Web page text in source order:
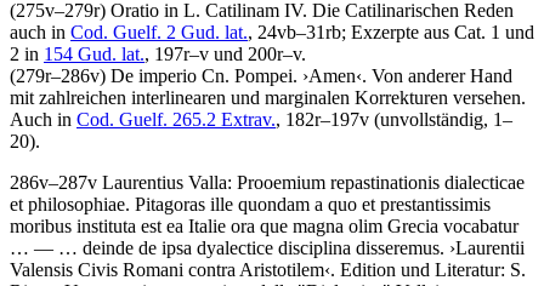
(275v–279r) Oratio in L. Catilinam IV. Die Catilinarischen Reden
auch in Cod. Guelf. 2 Gud. lat., 24vb–31rb; Exzerpte aus Cat. 1 und
2 in 154 Gud. lat., 197r–v und 200r–v.
(279r–286v) De imperio Cn. Pompei. ›Amen‹. Von anderer Hand
mit zahlreichen interlinearen und marginalen Korrekturen versehen.
Auch in Cod. Guelf. 265.2 Extrav., 182r–197v (unvollständig, 1–
20).
286v–287v Laurentius Valla: Prooemium repastinationis dialecticae
et philosophiae. Pitagoras ille quondam a quo et prestantissimis
moribus instituta est ea Italie ora que magna olim Grecia vocabatur
… — … deinde de ipsa dyalectice disciplina disseremus. ›Laurentii
Valensis Civis Romani contra Aristotilem‹. Edition und Literatur: S.